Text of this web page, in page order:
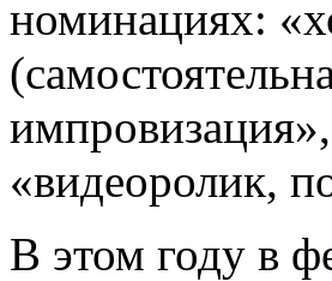
номинациях:
«видеоролик,
В этом году в